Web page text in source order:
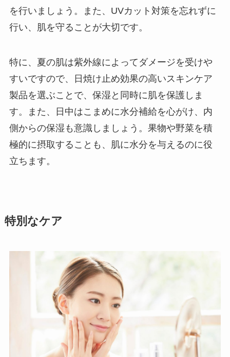
を行いましょう。また、UVカット対策を忘れずに
行い、肌を守ることが大切です。
特に、夏の肌は紫外線によってダメージを受けや
すいですので、日焼け止め効果の高いスキンケア
製品を選ぶことで、保湿と同時に肌を保護しま
す。また、日中はこまめに水分補給を心がけ、内
側からの保湿も意識しましょう。果物や野菜を積
極的に摂取することも、肌に水分を与えるのに役
立ちます。
特別なケア